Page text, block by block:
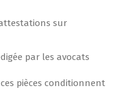
sur
par les avocats
pièces conditionnent